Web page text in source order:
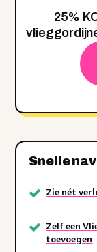
25%
Snelle
Zie nét
Zelf een
toevoegen